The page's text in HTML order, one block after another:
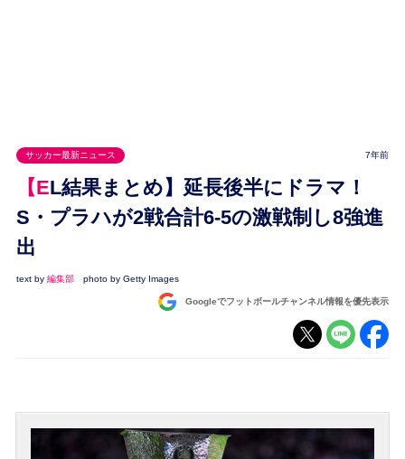
サッカー最新ニュース 7年前
【EL結果まとめ】延長後半にドラマ！
S・プラハが2戦合計6-5の激戦制し8強進
出
text by 編集部 photo by Getty Images
Googleでフットボールチャンネル情報を優先表示